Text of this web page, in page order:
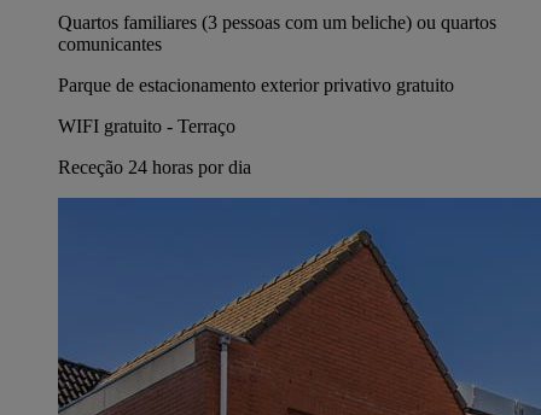
Quartos familiares (3 pessoas com um beliche) ou quartos
comunicantes
Parque de estacionamento exterior privativo gratuito
WIFI gratuito - Terraço
Receção 24 horas por dia